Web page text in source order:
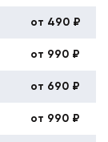
от 490 ₽
от 990 ₽
от 690 ₽
от 990 ₽